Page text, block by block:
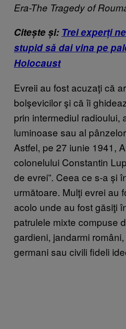
Era-The Tragedy of
Citește și: Trei experți
stupid să dai vina pe
Holocaust
Evreii au fost acuzaţi că
bolşevicilor şi că îi
prin intermediul radioului,
luminoase sau al
Astfel, pe 27 iunie 1941,
colonelului Constantin
de evrei”. Ceea ce s-a și
următoare. Mulţi evrei au
acolo unde au fost găsiţi
patrulele mixte compuse
gardieni, jandarmi
germani sau civili fideli